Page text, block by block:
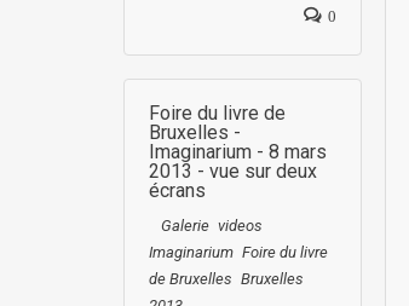
0
Foire du livre de
Bruxelles -
Imaginarium - 8 mars
2013 - vue sur deux
écrans
Galerie videos
Imaginarium Foire du livre
de Bruxelles Bruxelles